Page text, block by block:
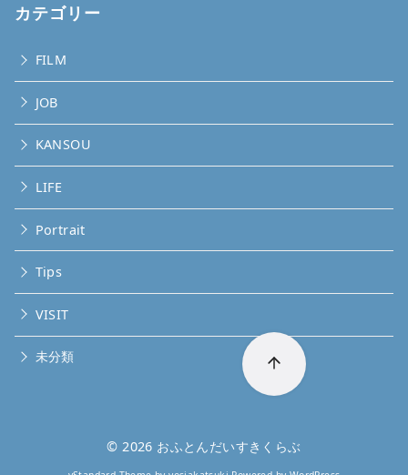
カテゴリー
FILM
JOB
KANSOU
LIFE
Portrait
Tips
VISIT
未分類
© 2026 おふとんだいすきくらぶ